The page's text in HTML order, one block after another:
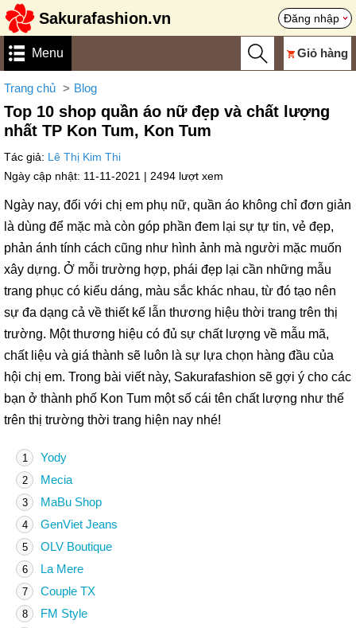
Sakurafashion.vn Đăng nhập
Menu Giỏ hàng
Trang chủ Blog
Top 10 shop quần áo nữ đẹp và chất lượng
nhất TP Kon Tum, Kon Tum
Tác giả: Lê Thị Kim Thi
Ngày cập nhật: 11-11-2021 | 2494 lượt xem
Ngày nay, đối với chị em phụ nữ, quần áo không chỉ đơn giản
là dùng để mặc mà còn góp phần đem lại sự tự tin, vẻ đẹp,
phản ánh tính cách cũng như hình ảnh mà người mặc muốn
xây dựng. Ở mỗi trường hợp, phái đẹp lại cần những mẫu
trang phục có kiểu dáng, màu sắc khác nhau, từ đó tạo nên
sự đa dạng cả về thiết kế lẫn thương hiệu thời trang trên thị
trường. Một thương hiệu có đủ sự chất lượng về mẫu mã,
chất liệu và giá thành sẽ luôn là sự lựa chọn hàng đầu của
hội chị em. Trong bài viết này, Sakurafashion sẽ gợi ý cho các
bạn ở thành phố Kon Tum một số cái tên chất lượng như thế
trên thị trường thời trang hiện nay nhé!
1 Yody
2 Mecia
3 MaBu Shop
4 GenViet Jeans
5 OLV Boutique
6 La Mere
7 Couple TX
8 FM Style